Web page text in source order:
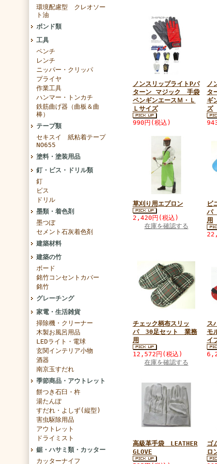
環境配慮型 クレオソー
ト油
ボンド類
工具
ペンチ
レンチ
ニッパー・クリッパ
プライヤ
作業工具
ハンマー・トンカチ
鉄筋曲げ器（曲板＆曲
棒）
テープ類
セキスイ 紙粘着テープ
NO655
塗料・塗装用品
釘・ビス・ドリル類
釘
ビス
ドリル
墨類・着色剤
墨つぼ
セメント石灰着色剤
建築材料
建築の竹
ボード
銘竹コンセントカバー
銘竹
グレーチング
家電・生活雑貨
掃除機・クリーナー
木製お風呂用品
LEDライト・電球
玄関インテリア小物
酒器
南京玉すだれ
季節商品・アウトレット
餅つき石臼・杵
湯たんぽ
すだれ・よしず(縦型)
害虫駆除用品
アウトレット
ドライミスト
鋸・ハサミ類・カッター
カッターナイフ
ノンスリップライトPパ
ターン マジック 手袋
ペンギンエースＭ・Ｌ
Ｌサイズ
990円(税込)
ノ
タ
ギ
ズ
草刈り用エプロン
2,420円(税込)
在庫を確認する
ビ
パ
用
チェック柄布スリッ
パ 30足セット 業務
用
12,572円(税込)
在庫を確認する
ス
モ
イ
高級革手袋 LEATHER
GLOVE
ゴ